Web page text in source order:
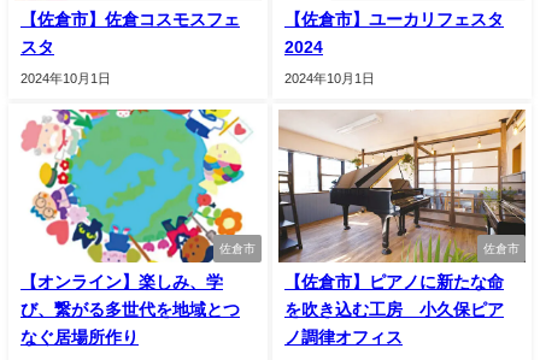
【佐倉市】佐倉コスモスフェ
スタ
2024年10月1日
【佐倉市】ユーカリフェスタ
2024
2024年10月1日
佐倉市
【オンライン】楽しみ、学
び、繋がる多世代を地域とつ
なぐ居場所作り
佐倉市
【佐倉市】ピアノに新たな命
を吹き込む工房 小久保ピア
ノ調律オフィス